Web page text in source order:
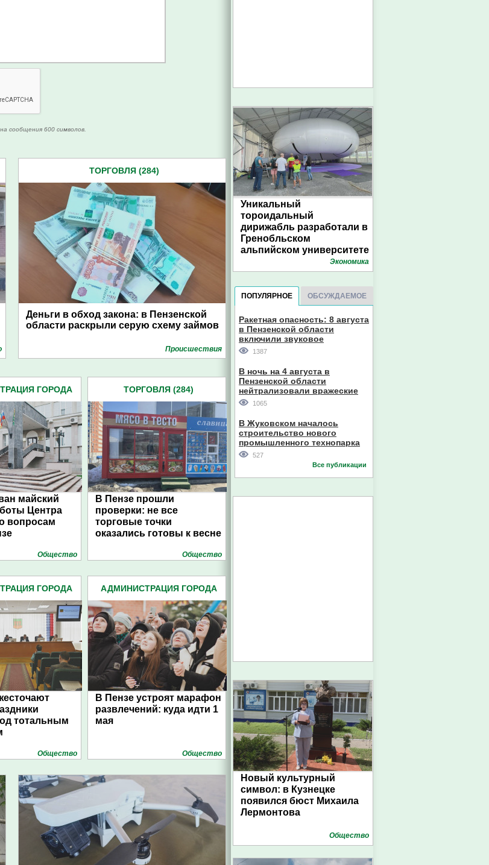
сообщения 600 символов.
ТОРГОВЛЯ (284)
Деньги в обход закона: в Пензенской
области раскрыли серую схему займов
Проиcшествия
ГОРОДА
майский
Центра
вопросам
Общество
ТОРГОВЛЯ (284)
В Пензе прошли
проверки: не все
торговые точки
оказались готовы к весне
Общество
ГОРОДА
тотальным
Общество
АДМИНИСТРАЦИЯ ГОРОДА
В Пензе устроят марафон
развлечений: куда идти 1
мая
Общество
Уникальный
тороидальный
дирижабль разработали в
Гренобльском
альпийском университете
Экономика
ПОПУЛЯРНОЕ ОБСУЖДАЕМОЕ
Ракетная опасность: 8 августа
в Пензенской области
включили звуковое
оповещение
1387
В ночь на 4 августа в
Пензенской области
нейтрализовали вражеские
дроны
1065
В Жуковском началось
строительство нового
промышленного технопарка
527
Все публикации
Новый культурный
символ: в Кузнецке
появился бюст Михаила
Лермонтова
Общество